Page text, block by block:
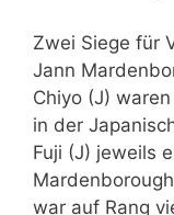
Zwei Siege für
Jann
Chiyo (J)
in der
Fuji (J) jeweils
war auf Rang